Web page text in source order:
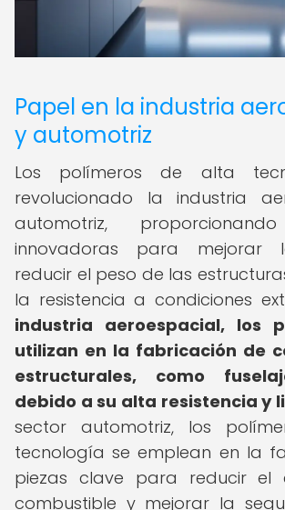
Papel en la industria
y automotriz
Los polímeros de alta
revolucionado la industria
automotriz,
innovadoras para mejorar
reducir el peso de las
la resistencia a condiciones
industria aeroespacial, los
utilizan en la fabricación de
estructurales, como
debido a su alta resistencia y
sector automotriz, los
tecnología se emplean en la
piezas clave para reducir el
combustible y mejorar la